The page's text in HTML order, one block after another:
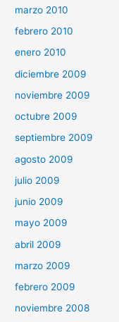
marzo 2010
febrero 2010
enero 2010
diciembre 2009
noviembre 2009
octubre 2009
septiembre 2009
agosto 2009
julio 2009
junio 2009
mayo 2009
abril 2009
marzo 2009
febrero 2009
noviembre 2008